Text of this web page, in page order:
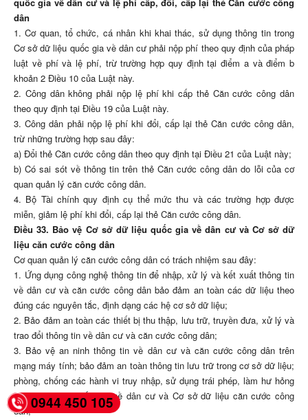
dân
1. Cơ quan, tổ chức, cá nhân khi khai thác, sử dụng thông tin trong
Cơ sở dữ liệu quốc gia về dân cư phải nộp phí theo quy định của pháp
luật về phí và lệ phí, trừ trường hợp quy định tại điểm a và điểm b
khoản 2 Điều 10 của Luật này.
2. Công dân không phải nộp lệ phí khi cấp thẻ Căn cước công dân
theo quy định tại Điều 19 của Luật này.
3. Công dân phải nộp lệ phí khi đổi, cấp lại thẻ Căn cước công dân,
trừ những trường hợp sau đây:
a) Đổi thẻ Căn cước công dân theo quy định tại Điều 21 của Luật này;
b) Có sai sót về thông tin trên thẻ Căn cước công dân do lỗi của cơ
quan quản lý căn cước công dân.
4. Bộ Tài chính quy định cụ thể mức thu và các trường hợp được
miễn, giảm lệ phí khi đổi, cấp lại thẻ Căn cước công dân.
Điều 33. Bảo vệ Cơ sở dữ liệu quốc gia về dân cư và Cơ sở dữ
liệu căn cước công dân
Cơ quan quản lý căn cước công dân có trách nhiệm sau đây:
1. Ứng dụng công nghệ thông tin để nhập, xử lý và kết xuất thông tin
về dân cư và căn cước công dân bảo đảm an toàn các dữ liệu theo
đúng các nguyên tắc, định dạng các hệ cơ sở dữ liệu;
2. Bảo đảm an toàn các thiết bị thu thập, lưu trữ, truyền đưa, xử lý và
trao đổi thông tin về dân cư và căn cước công dân;
3. Bảo vệ an ninh thông tin về dân cư và căn cước công dân trên
mạng máy tính; bảo đảm an toàn thông tin lưu trữ trong cơ sở dữ liệu;
phòng, chống các hành vi truy nhập, sử dụng trái phép, làm hư hỏng
Cơ sở dữ liệu quốc gia về dân cư và Cơ sở dữ liệu căn cước công
dân;0944 450 105